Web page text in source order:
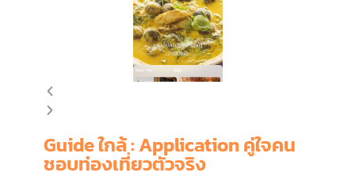
Guide ใกล้ : Application คู่ใจคน
ชอบท่องเที่ยวตัวจริง